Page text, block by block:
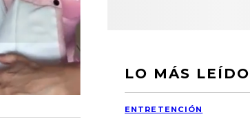
LO MÁS LEÍDO
ENTRETENCIÓN